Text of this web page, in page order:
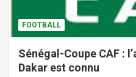
FOOTBALL
Sénégal-Coupe CAF :
Dakar est connu